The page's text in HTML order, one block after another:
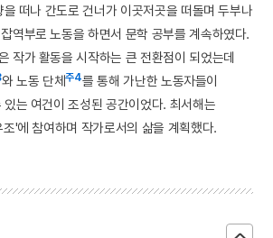
떠나 간도로 건너가 이곳저곳을 떠돌며 두부나
역부로 노동을 하면서 문학 공부를 계속하였다.
작가 활동을 시작하는 큰 전환점이 되었는데
와 노동 단체주4를 통해 가난한 노동자들이
는 여건이 조성된 공간이었다. 최서해는
'에 참여하며 작가로서의 삶을 계획했다.